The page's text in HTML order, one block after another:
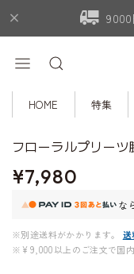
HOME 特集
フローラルプリー
¥7,980
な
※別途送料がかかります。
送
※¥9,000以上のご注文で国内